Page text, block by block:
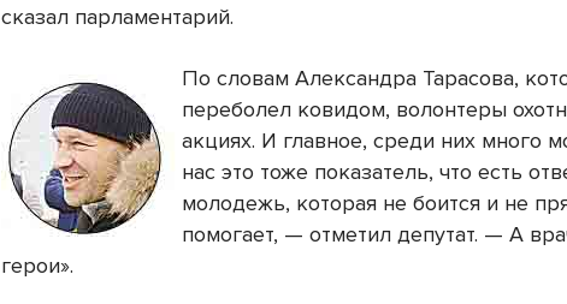
сказал парламентарий.
По словам Александра Тарасова,
переболел ковидом, волонтеры
акциях. И главное, среди них много
нас это тоже показатель, что есть
молодежь, которая не боится и не
помогает, — отметил депутат. — А
герои».